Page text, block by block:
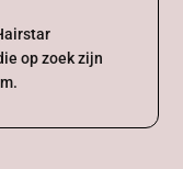
op zoek zijn